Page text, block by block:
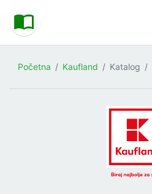
Početna Kaufland Katalog